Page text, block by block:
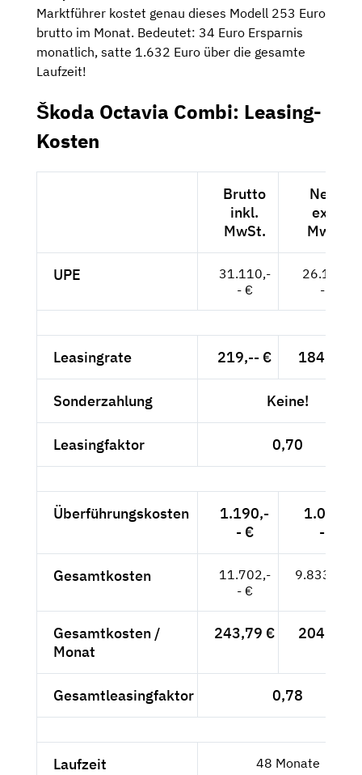
Marktführer kostet genau dieses Modell 253 Euro
brutto im Monat. Bedeutet: 34 Euro Ersparnis
monatlich, satte 1.632 Euro über die gesamte
Laufzeit!
Škoda Octavia Combi: Leasing-
Kosten
Brutto
inkl.
MwSt.
Netto
exkl.
MwSt.
UPE
31.110,-
- €
26.143,-
- €
Leasingrate 219,-- € 184,03 €
Sonderzahlung Keine!
Leasingfaktor 0,70
Überführungskosten
1.190,-
- €
1.000,-
- €
Gesamtkosten
11.702,-
- €
9.833,61 €
Gesamtkosten /
Monat
243,79 € 204,87 €
Gesamtleasingfaktor 0,78
Laufzeit 48 Monate